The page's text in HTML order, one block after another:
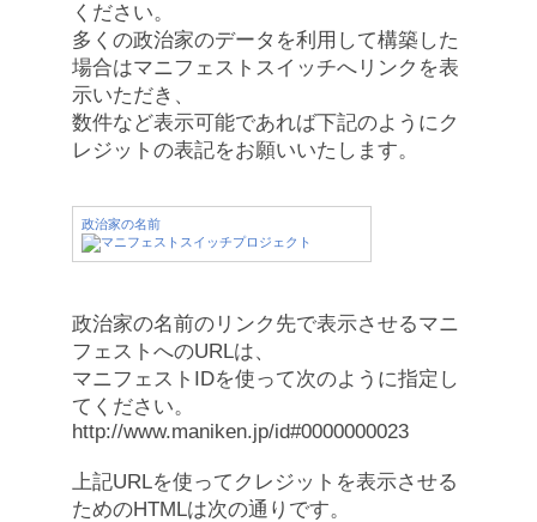
ください。
多くの政治家のデータを利用して構築した
場合はマニフェストスイッチへリンクを表
示いただき、
数件など表示可能であれば下記のようにク
レジットの表記をお願いいたします。
政治家の名前
政治家の名前のリンク先で表示させるマニ
フェストへのURLは、
マニフェストIDを使って次のように指定し
てください。
http://www.maniken.jp/id#0000000023
上記URLを使ってクレジットを表示させる
ためのHTMLは次の通りです。